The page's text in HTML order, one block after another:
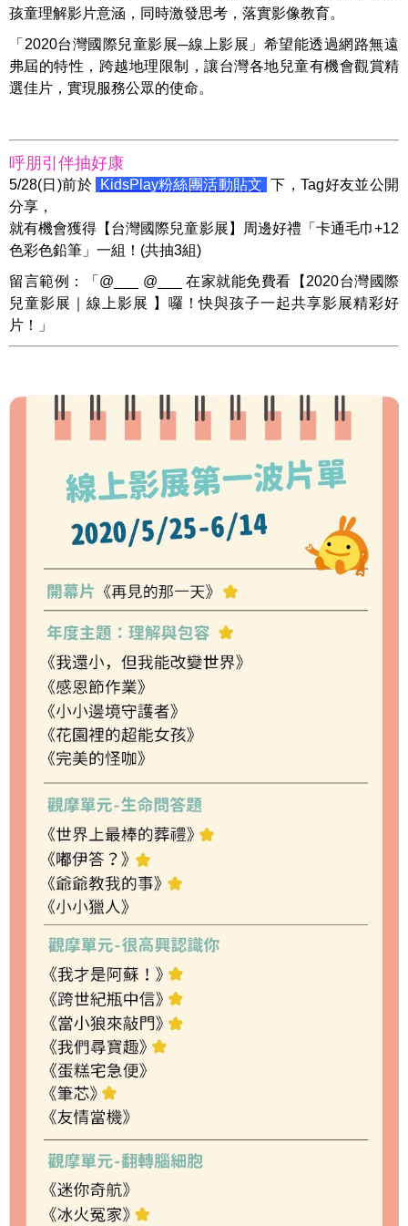
孩童理解影片意涵，同時激發思考，落實影像教育。
「2020台灣國際兒童影展─線上影展」希望能透過網路無遠
弗屆的特性，跨越地理限制，讓台灣各地兒童有機會觀賞精
選佳片，實現服務公眾的使命。
呼朋引伴抽好康
5/28(日)前於 KidsPlay粉絲團活動貼文 下，Tag好友並公開
分享，
就有機會獲得【台灣國際兒童影展】周邊好禮「卡通毛巾+12
色彩色鉛筆」一組！(共抽3組)
留言範例：「@___ @___ 在家就能免費看【2020台灣國際
兒童影展｜線上影展 】囉！快與孩子一起共享影展精彩好
片！」